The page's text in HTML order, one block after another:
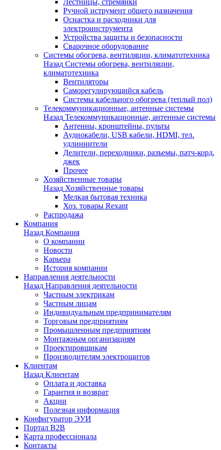
Лестницы, стремянки
Ручной иструмент общего назначения
Оснастка и расходники для
электроинструмента
Устройства защиты и безопасности
Сварочное оборудование
Системы обогрева, вентиляции, климатотехника
Назад Системы обогрева, вентиляции,
климатотехника
Вентиляторы
Саморегулирующийся кабель
Системы кабельного обогрева (теплый пол)
Телекоммуникационные, антенные системы
Назад Телекоммуникационные, антенные системы
Антенны, кронштейны, пульты
Аудиокабели, USB кабели, HDMI, тел.
удлиннители
Делители, переходники, разъемы, патч-корд,
джек
Прочее
Хозяйственные товары
Назад Хозяйственные товары
Мелкая бытовая техника
Хоз. товары Rexant
Распродажа
Компания
Назад Компания
О компании
Новости
Карьера
История компании
Направления деятельности
Назад Направления деятельности
Частным электрикам
Частным лицам
Индивидуальным предпринимателям
Торговым предприятиям
Промышленным предприятиям
Монтажным организациям
Проектировщикам
Производителям электрощитов
Клиентам
Назад Клиентам
Оплата и доставка
Гарантия и возврат
Акции
Полезная информация
Конфигуратор ЭУИ
Портал B2B
Карта профессионала
Контакты